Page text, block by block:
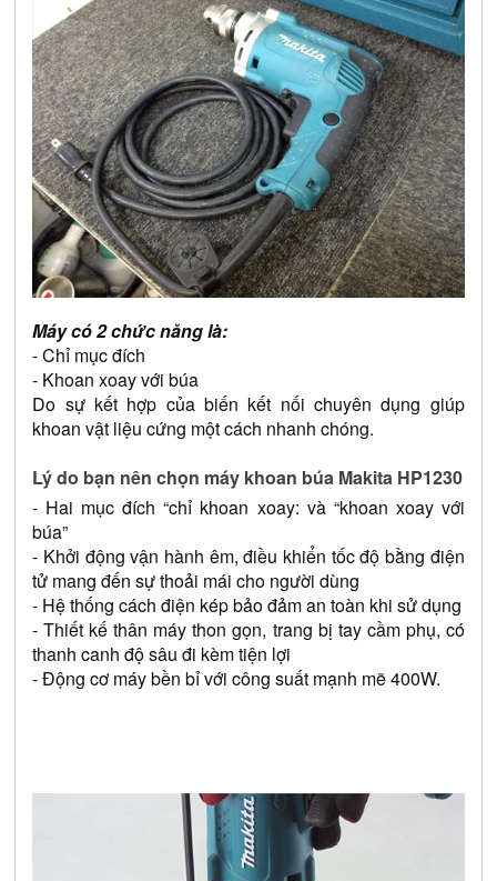
Máy có 2 chức năng là:
- Chỉ mục đích
- Khoan xoay với búa
Do sự kết hợp của biến kết nối chuyên dụng giúp
khoan vật liệu cứng một cách nhanh chóng.
Lý do bạn nên chọn máy khoan búa Makita HP1230
- Hai mục đích “chỉ khoan xoay: và “khoan xoay với
búa”
- Khởi động vận hành êm, điều khiển tốc độ bằng điện
tử mang đến sự thoải mái cho người dùng
- Hệ thống cách điện kép bảo đảm an toàn khi sử dụng
- Thiết kế thân máy thon gọn, trang bị tay cầm phụ, có
thanh canh độ sâu đi kèm tiện lợi
- Động cơ máy bền bỉ với công suất mạnh mẽ 400W.